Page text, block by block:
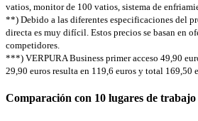
vatios, monitor de 100 vatios, sistema de
**) Debido a las diferentes especificaciones del
directa es muy difícil. Estos precios se basan en
competidores.
***) VERPURA Business primer acceso 49,90
29,90 euros resulta en 119,6 euros y total 169,50
Comparación con 10 lugares de trabajo